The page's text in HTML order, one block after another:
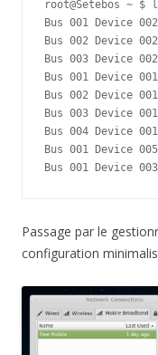
root@Setebos ~ $
Bus 001 Device
Bus 002 Device
Bus 003 Device
Bus 001 Device
Bus 002 Device
Bus 003 Device
Bus 004 Device
Bus 001 Device
Bus 001 Device
Passage par le
configuration